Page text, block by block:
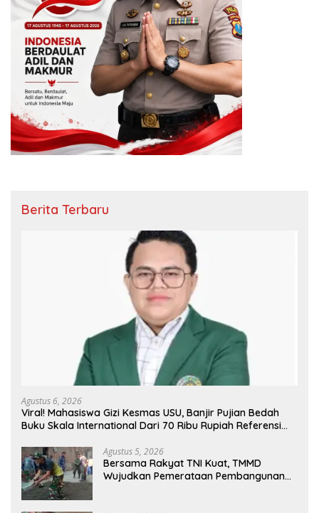
Berita Terbaru
Agustus 6, 2026
Viral! Mahasiswa Gizi Kesmas USU, Banjir Pujian Bedah
Buku Skala International Dari 70 Ribu Rupiah Referensi
Agustus 5, 2026
Bersama Rakyat TNI Kuat, TMMD
Wujudkan Pemerataan Pembangunan